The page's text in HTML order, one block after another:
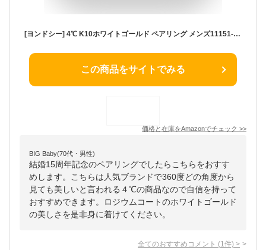
[ヨンドシー] 4℃ K10ホワイトゴールド ペアリング メンズ11151-644-2254-00-14 日本サイズ14号
この商品をサイトでみる
価格と在庫をAmazonでチェック >>
BIG Baby(70代・男性)
結婚15周年記念のペアリングでしたらこちらをおすす
めします。こちらは人気ブランドで360度どの角度から
見ても美しいと言われる４℃の商品なので自信を持って
おすすめできます。ロジウムコートのホワイトゴールド
の美しさを是非身に着けてください。
全てのおすすめコメント (1 件) >